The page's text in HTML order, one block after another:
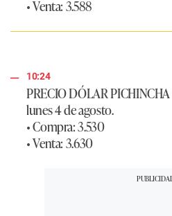
• Venta:3.588
10:24
PRECIO DÓLAR PICHINCHA
lunes 4 de agosto.
• Compra:3.530
• Venta:3.630